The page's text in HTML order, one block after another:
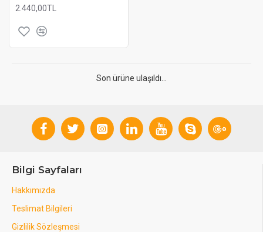
2.440,00TL
Son ürüne ulaşıldı...
Bilgi Sayfaları
Hakkımızda
Teslimat Bilgileri
Gizlilik Sözleşmesi